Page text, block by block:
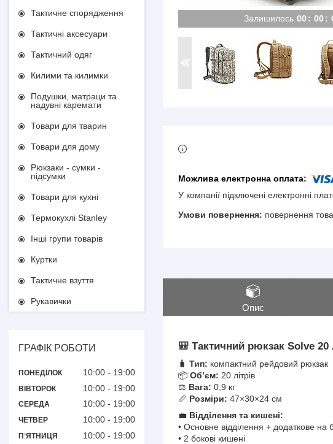
Залишилось 00 00
У компанії підключені електронні
повернення
Опис
🎒 Тактичний рюкзак Solve
🧳 Тип: компактний рейдовий рюкзак
📦 Об’єм: 20 літрів
⚖️ Вага: 0,9 кг
📏 Розміри: 47×30×24 см
💼 Відділення та кишені:
• Основне відділення + додаткове на
• 2 бокові кишені
Тактичне спорядження
Тактичні аксесуари
Тактичний одяг
Килими та килимки
Подушки, матраци та
надувні каремати
Товари для тварин
Товари для дому
Рюкзаки - сумки -
підсумки
Товари для кухні
Термокухлі Stanley
Інші групи товарів
Куртки
Тактичне взуття
Рукавички
ГРАФІК РОБОТИ
ПОНЕДІЛОК 10:00 19:00
ВІВТОРОК 10:00 19:00
СЕРЕДА 10:00 19:00
ЧЕТВЕР 10:00 19:00
ПʼЯТНИЦЯ 10:00 19:00